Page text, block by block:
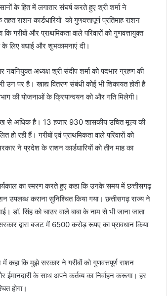
के हित में लगातार संघर्ष करते हुए श्री शर्मा ने
राशन कार्डधारियों को गुणवत्तापूर्ण प्रतिमाह राशन
गरीबों और प्राथमिकता वाले परिवारों को गुणवत्तायुक्त
के लिए बधाई और शुभकामनाएं दी।
नवनियुक्त अध्यक्ष श्री संदीप शर्मा को पदभार ग्रहण की
पर है। खाद्य वितरण संबंधी कोई भी शिकायत होती है
की योजनाओं के क्रियान्वयन को और गति मिलेगी।
से अधिक है। 13 हजार 930 शासकीय उचित मूल्य की
रही हैं। गरीबों एवं प्राथमिकता वाले परिवारों को
ने प्रदेश के राशन कार्डधारियों को तीन माह का
का स्मरण करते हुए कहा कि उनके समय में छत्तीसगढ़
उपलब्ध कराना सुनिश्चित किया गया। छत्तीसगढ़ राज्य ने
डॉ. सिंह को चाउर वाले बाबा के नाम से भी जाना जाता
द्वारा बजट में 6500 करोड़ रूपए का प्रावधान किया
कहा कि मुझे सरकार ने गरीबों को गुणवत्तपूर्ण राशन
ईमानदारी के साथ अपने कर्तव्य का निर्वाहन करूगा। हर
होगा।